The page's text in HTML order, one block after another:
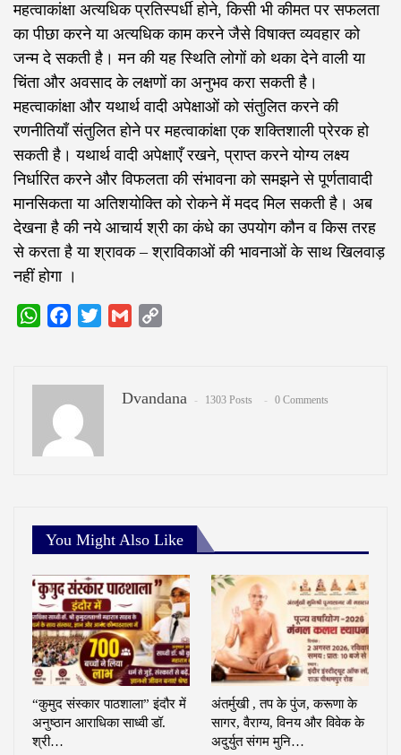
महत्वाकांक्षा अत्यधिक प्रतिस्पर्धी होने, किसी भी कीमत पर सफलता
का पीछा करने या अत्यधिक काम करने जैसे विषाक्त व्यवहार को
जन्म दे सकती है। मन की यह स्थिति लोगों को थका देने वाली या
चिंता और अवसाद के लक्षणों का अनुभव करा सकती है।
महत्वाकांक्षा और यथार्थ वादी अपेक्षाओं को संतुलित करने की
रणनीतियाँ संतुलित होने पर महत्वाकांक्षा एक शक्तिशाली प्रेरक हो
सकती है। यथार्थ वादी अपेक्षाएँ रखने, प्राप्त करने योग्य लक्ष्य
निर्धारित करने और विफलता की संभावना को समझने से पूर्णतावादी
मानसिकता या अतिशयोक्ति को रोकने में मदद मिल सकती है। अब
देखना है की नये आचार्य श्री का कंधे का उपयोग कौन व किस तरह
से करता है या श्रावक – श्राविकाओं की भावनाओं के साथ खिलवाड़
नहीं होगा ।
WhatsAppFacebook
Twitter Gmail
Dvandana 1303 Posts 0 Comments
You Might Also Like
“कुमुद संस्कार पाठशाला” इंदौर में
अनुष्ठान आराधिका साध्वी डॉ.
श्री…
अंतर्मुखी , तप के पुंज, करूणा के
सागर, वैराग्य, विनय और विवेक के
अदुर्युत संगम मुनि…